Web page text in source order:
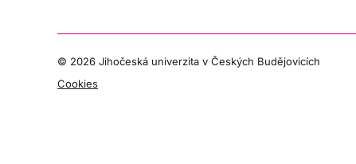
© 2026 Jihočeská univerzita v Českých Budějovicích
Cookies